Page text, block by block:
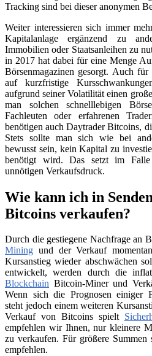
Tracking sind bei dieser anonymen
Weiter interessieren sich immer
Kapitalanlage ergänzend zu
Immobilien oder Staatsanleihen zu
in 2017 hat dabei für eine Menge
Börsenmagazinen gesorgt. Auch
auf kurzfristige
aufgrund seiner Volatilität einen
man solchen schnelllebigen
Fachleuten oder erfahrenen
benötigen auch Daytrader Bitcoins,
Stets sollte man sich wie bei
bewusst sein, kein Kapital zu
benötigt wird. Das setzt im
unnötigen Verkaufsdruck.
Wie kann ich in
Bitcoins verkaufen?
Durch die gestiegene Nachfrage an
Mining und der Verkauf
Kursanstieg wieder abschwächen
entwickelt, werden durch die
Blockchain Bitcoin-Miner und
Wenn sich die Prognosen einiger
steht jedoch einem weiteren
Verkauf von Bitcoins spielt
empfehlen wir Ihnen, nur kleinere
zu verkaufen. Für größere Summen
empfehlen.